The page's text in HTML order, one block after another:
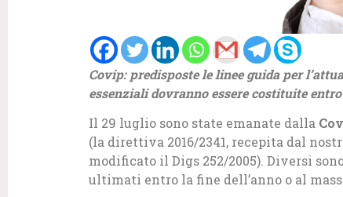
Covip: predisposte le linee guida per
essenziali dovranno essere costituite
Il 29 luglio sono state emanate dalla
(la direttiva 2016/2341, recepita dal
modificato il Digs 252/2005). Diversi
ultimati entro la fine dell’anno o al